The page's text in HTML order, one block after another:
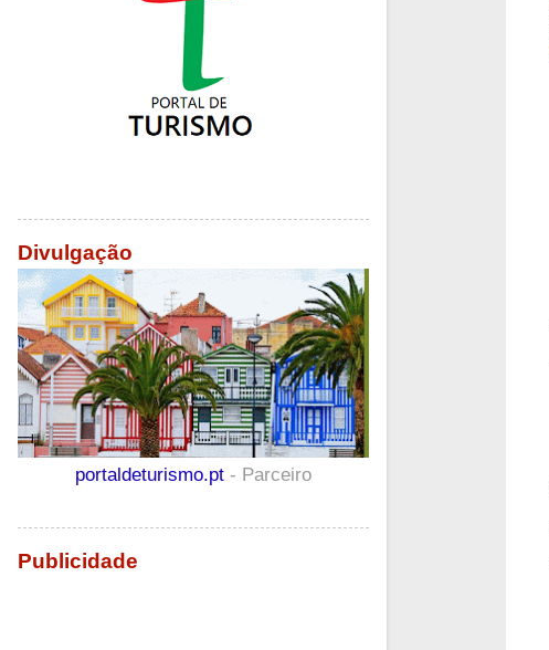
Divulgação
portaldeturismo.pt - Parceiro
Publicidade